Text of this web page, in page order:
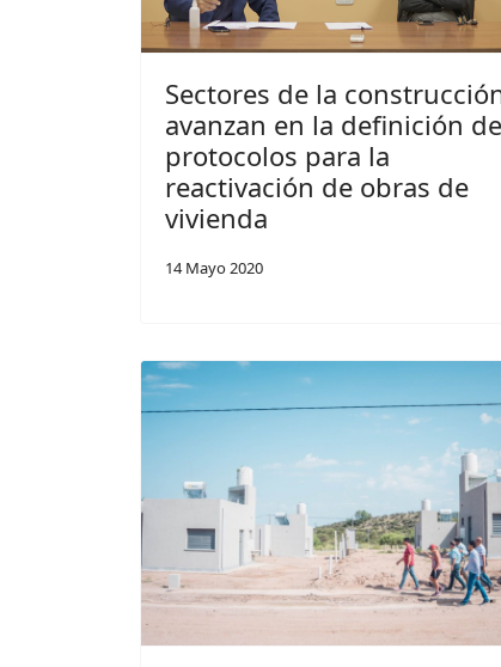
Sectores de la
avanzan en la definición de
protocolos para la
reactivación de obras de
vivienda
14 Mayo 2020